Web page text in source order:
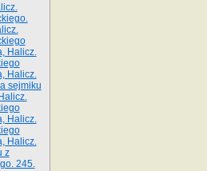
Halicz.
Halicz.
sejmiku
Halicz.
Halicz.
z
245.